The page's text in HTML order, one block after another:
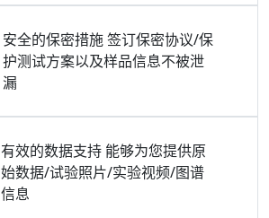
安全的保密措施 签订保密协议/保
护测试方案以及样品信息不被泄
漏
有效的数据支持 能够为您提供原
始数据/试验照片/实验视频/图谱
信息